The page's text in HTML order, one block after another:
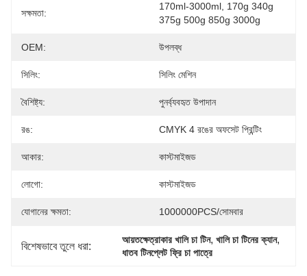
সক্ষমতা:
170ml-3000ml, 170g 340g
375g 500g 850g 3000g
OEM: উপলব্ধ
সিলিং: সিলিং মেশিন
বৈশিষ্ট্য: পুনর্ব্যবহৃত উপাদান
রঙ: CMYK 4 রঙের অফসেট প্রিন্টিং
আকার: কাস্টমাইজড
লোগো: কাস্টমাইজড
যোগানের ক্ষমতা: 1000000PCS/সোমবার
বিশেষভাবে তুলে ধরা: আয়তক্ষেত্রাকার খালি চা টিন, খালি চা টিনের ক্যান,
ধাতব টিনপ্লেট ফ্রি চা পাত্রে